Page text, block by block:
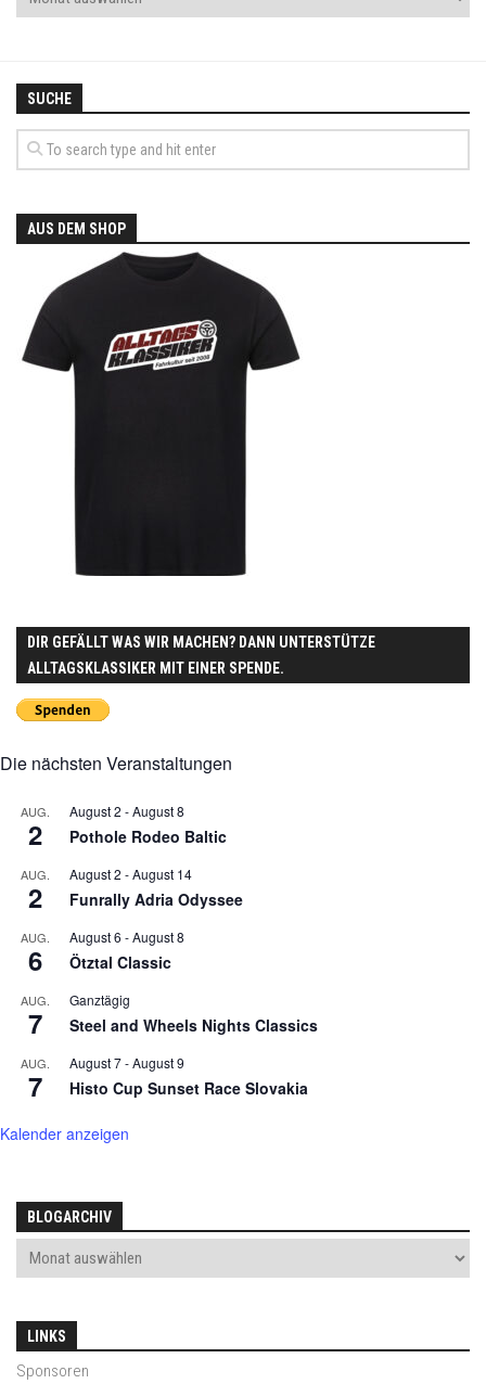
SUCHE
AUS DEM SHOP
DIR GEFÄLLT WAS WIR MACHEN? DANN UNTERSTÜTZE
ALLTAGSKLASSIKER MIT EINER SPENDE.
Die nächsten Veranstaltungen
AUG.
2
August 2 -August 8
Pothole Rodeo Baltic
AUG.
2
August 2 -August 14
Funrally Adria Odyssee
AUG.
6
August 6 -August 8
Ötztal Classic
AUG.
7
Ganztägig
Steel and Wheels Nights Classics
AUG.
7
August 7-August 9
Histo Cup Sunset Race Slovakia
Kalender anzeigen
BLOGARCHIV
LINKS
Sponsoren